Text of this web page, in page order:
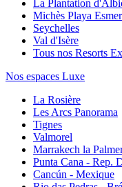
La Plantation
Michès Playa
Seychelles
Val d'Isère
Tous nos Resorts
Nos espaces Luxe
La Rosière
Les Arcs Panorama
Tignes
Valmorel
Marrakech la
Punta Cana - Rep.
Cancún - Mexique